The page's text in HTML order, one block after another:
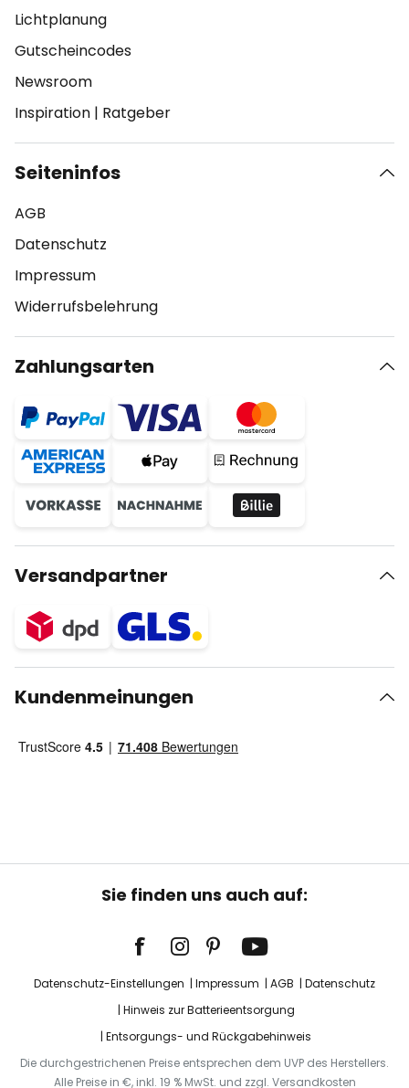
Lichtplanung
Gutscheincodes
Newsroom
Inspiration | Ratgeber
Seiteninfos
AGB
Datenschutz
Impressum
Widerrufsbelehrung
Zahlungsarten
Versandpartner
Kundenmeinungen
Sie finden uns auch auf:
Datenschutz-Einstellungen Impressum AGB
Datenschutz
Hinweis zur Batterieentsorgung
Entsorgungs- und Rückgabehinweis
Die durchgestrichenen Preise entsprechen dem UVP des Herstellers.
Alle Preise in €, inkl. 19 % MwSt. und zzgl. Versandkosten